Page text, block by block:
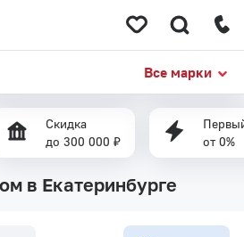
Все марки
Скидка
до 300 000 ₽
от 0%
в Екатеринбурге